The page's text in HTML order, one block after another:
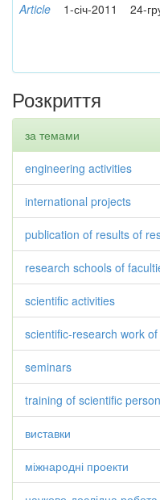
Article 1-січ-2011 24-
Розкриття
за темами
engineering activities
international projects
publication of results of
research schools of
scientific activities
scientific-research work
seminars
training of scientific
виставки
міжнародні проекти